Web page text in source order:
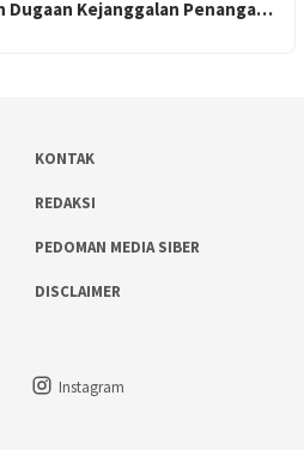
Dugaan Kejanggalan Penanga…
KONTAK
REDAKSI
PEDOMAN MEDIA SIBER
DISCLAIMER
Instagram